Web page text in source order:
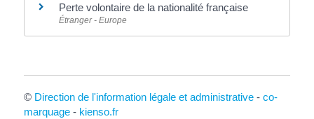
Perte volontaire de la nationalité française
Étranger - Europe
© Direction de l'information légale et administrative- co-
marquage- kienso.fr